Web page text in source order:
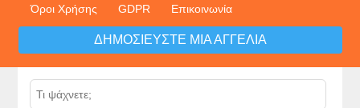
Όροι Χρήσης GDPR Επικοινωνία
ΔΗΜΟΣΙΕΎΣΤΕ ΜΙΑ ΑΓΓΕΛΊΑ